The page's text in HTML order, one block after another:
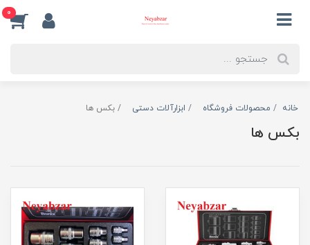
0
خانه محصولات فروشگاه ابزارآلات دستی بکس ها
بکس ها